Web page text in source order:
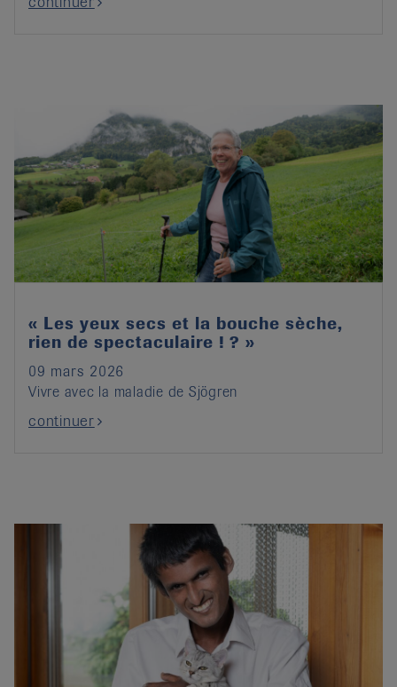
« Les yeux secs et la bouche sèche,
rien de spectaculaire ! ? »
09 mars 2026
Vivre avec la maladie de Sjögren
continuer